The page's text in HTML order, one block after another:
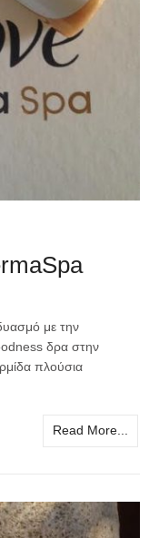
με την
δρα στην
πλούσια
Read More...